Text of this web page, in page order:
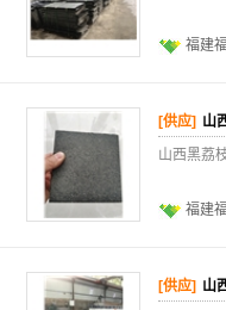
福建
[供应] 山
山西黑荔
福建
[供应] 山